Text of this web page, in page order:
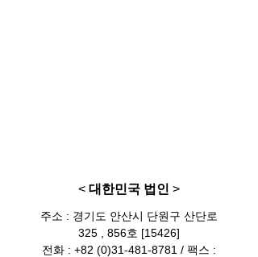
< 대한민국 법인 >
주소 : 경기도 안산시 단원구 산단로
325 , 856호 [15426]
전화 : +82 (0)31-481-8781 / 팩스 :